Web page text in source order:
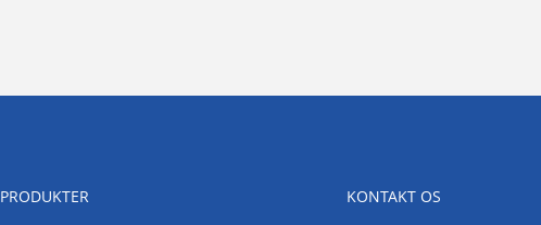
PRODUKTER KONTAKT OS